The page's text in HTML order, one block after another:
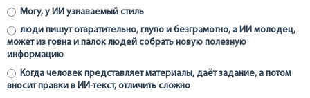
Могу, у ИИ узнаваемый стиль
люди пишут отвратительно, глупо и безграмотно, а ИИ молодец,
может из говна и палок людей собрать новую полезную
информацию
Когда человек представляет материалы, даёт задание, а потом
вносит правки в ИИ-текст, отличить сложно